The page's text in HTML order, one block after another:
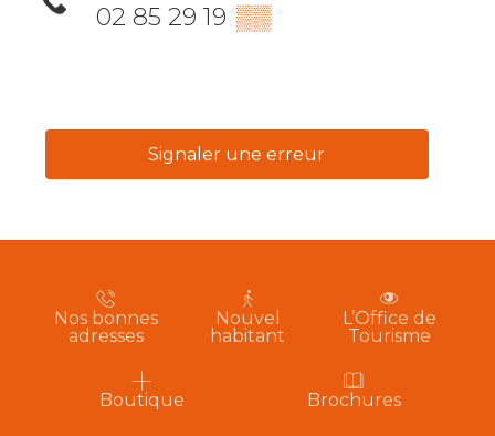
02 85 29 19 ▒▒
Signaler une erreur
Nos bonnes
adresses
Nouvel
habitant
L’Office de
Tourisme
Boutique Brochures